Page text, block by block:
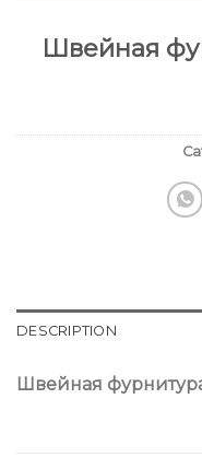
Швейная
DESCRIPTION
Швейная